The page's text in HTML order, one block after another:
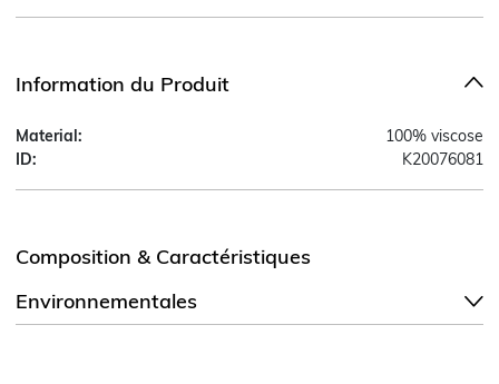
Information du Produit
Material:
100% viscose
ID:
K20076081
Composition & Caractéristiques
Environnementales